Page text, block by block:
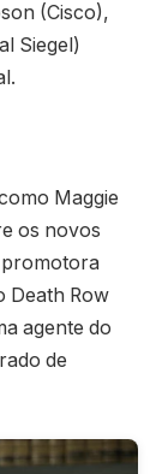
(Cisco),
Siegel)
Maggie
os novos
Death Row
agente do
de